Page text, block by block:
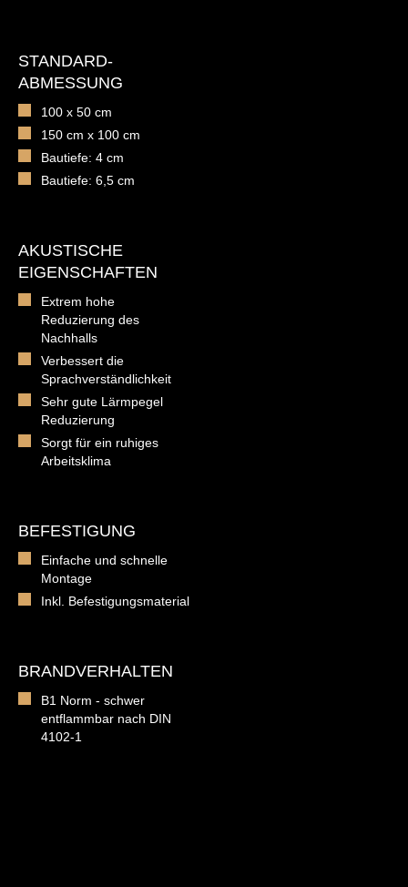
STANDARD-
ABMESSUNG
100 x 50 cm
150 cm x 100 cm
Bautiefe: 4 cm
Bautiefe: 6,5 cm
AKUSTISCHE
EIGENSCHAFTEN
Extrem hohe
Reduzierung des
Nachhalls
Verbessert die
Sprachverständlichkeit
Sehr gute Lärmpegel
Reduzierung
Sorgt für ein ruhiges
Arbeitsklima
BEFESTIGUNG
Einfache und schnelle
Montage
Inkl. Befestigungsmaterial
BRANDVERHALTEN
B1 Norm - schwer
entflammbar nach DIN
4102-1